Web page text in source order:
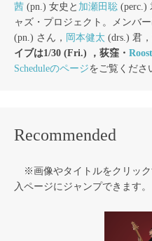
茜 (pn.) 女史と 加瀬田聡 (perc.)
ャズ・プロジェクト。メンバ
(pn.) さん， 岡本健太 (drs.) 君
イブは1/30 (Fri.) ，荻窪・
Scheduleのページをご覧くださ
Recommended
※画像やタイトルをクリック
入ページにジャンプできます。